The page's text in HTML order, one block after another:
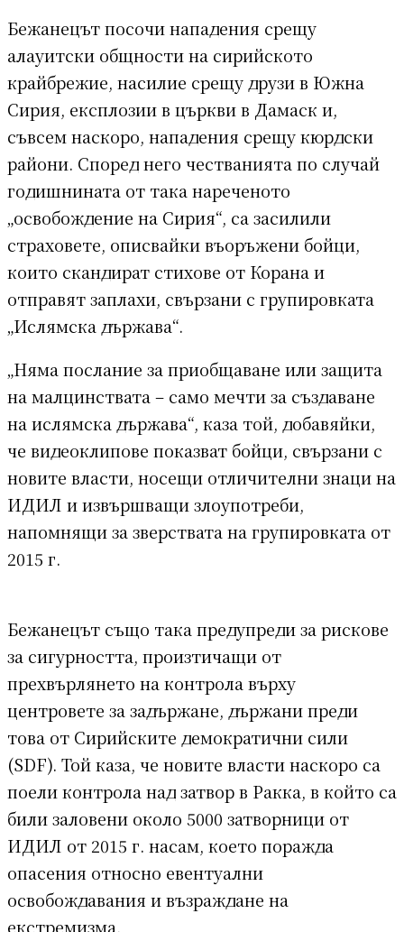
Бежанецът посочи нападения срещу
алауитски общности на сирийското
крайбрежие, насилие срещу друзи в Южна
Сирия, експлозии в църкви в Дамаск и,
съвсем наскоро, нападения срещу кюрдски
райони. Според него честванията по случай
годишнината от така нареченото
„освобождение на Сирия“, са засилили
страховете, описвайки въоръжени бойци,
които скандират стихове от Корана и
отправят заплахи, свързани с групировката
„Ислямска държава“.
„Няма послание за приобщаване или защита
на малцинствата – само мечти за създаване
на ислямска държава“, каза той, добавяйки,
че видеоклипове показват бойци, свързани с
новите власти, носещи отличителни знаци на
ИДИЛ и извършващи злоупотреби,
напомнящи за зверствата на групировката от
2015 г.
Бежанецът също така предупреди за рискове
за сигурността, произтичащи от
прехвърлянето на контрола върху
центровете за задържане, държани преди
това от Сирийските демократични сили
(SDF). Той каза, че новите власти наскоро са
поели контрола над затвор в Ракка, в който са
били заловени около 5000 затворници от
ИДИЛ от 2015 г. насам, което поражда
опасения относно евентуални
освобождавания и възраждане на
екстремизма.